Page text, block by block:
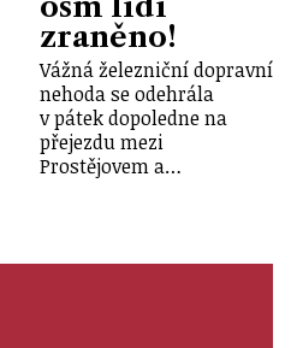
osm lidí
zraněno!
Vážná železniční dopravní
nehoda se odehrála
v pátek dopoledne na
přejezdu mezi
Prostějovem a…